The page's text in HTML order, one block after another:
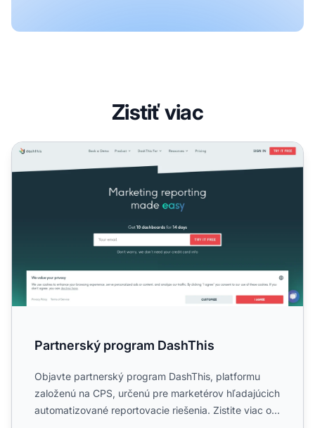
Zistiť viac
Partnerský program DashThis
Partnerský program DashThis
Objavte partnerský program DashThis, platformu
založenú na CPS, určenú pre marketérov hľadajúcich
automatizované reportovacie riešenia. Zistite viac o